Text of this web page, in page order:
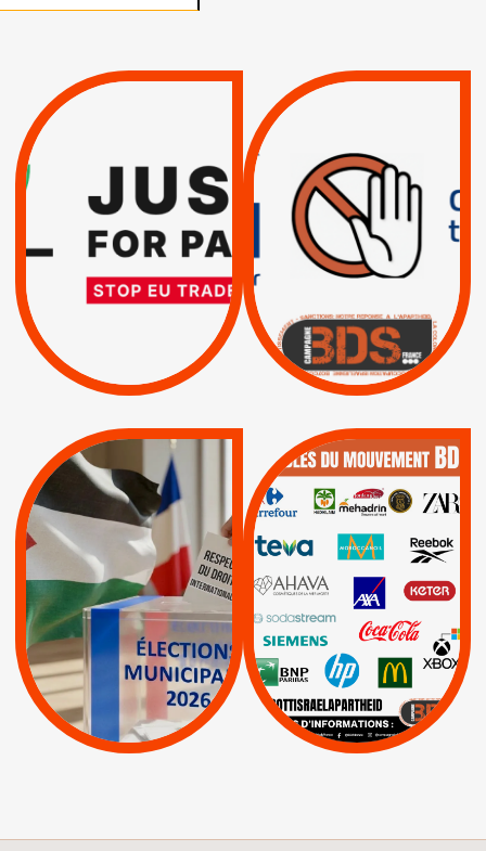
VIOLATIONS DES
SUSPENSION
TOTALE DE
L’ACCORD
D’ASSOCIATION UE-
ISRAËL
| Pétitions
INTERNATIONAL ?
TRUMP, MACRON :
MÊME COMBAT
| Actus |
| Boycott militaire |
Lettres d'interpellation
MUNICIPALES 2026 :
JE VOTE POUR LE
RESPECT DU DROIT
INTERNATIONAL EN
PALESTINE
APPELS | Actus |
Espaces Sans
Apartheid
| Lettres d'interpellation
QUE BOYCOTTER ?
BOYCOTT /
AXA BNP | CAF |
Carrefour | HP |
Keter |
Livres et brochures |
Mehadrin | PUMA
Sodastream |
Visuels, tracts,
affiches,...